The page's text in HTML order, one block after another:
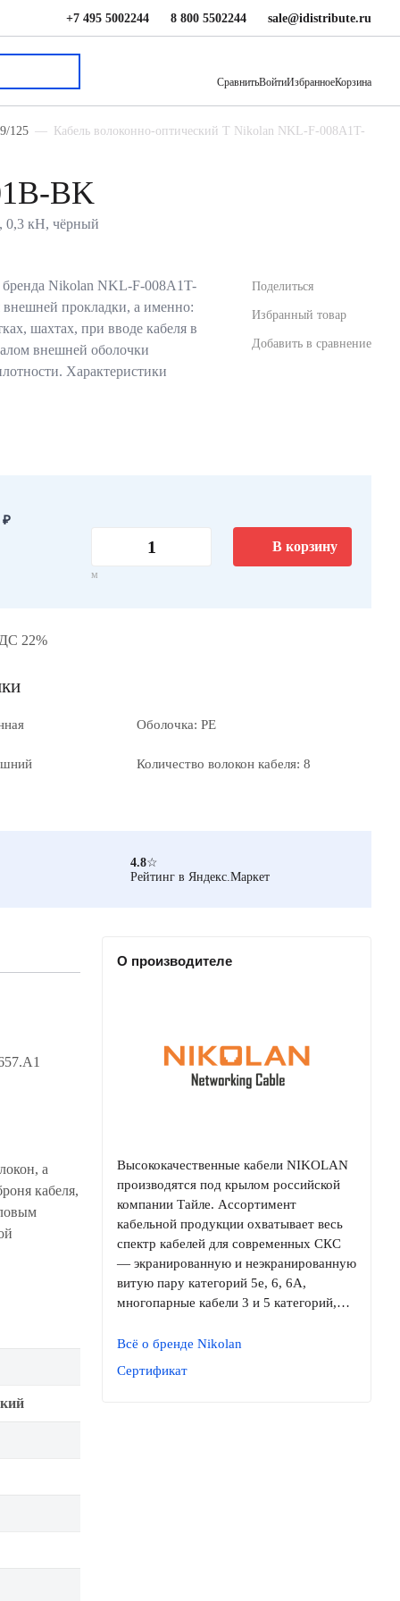
+7 495 5002244 8 800 5502244 sale@idistribute.ru
СравнитьВойтиИзбранноеКорзина
125
Кабель волоконно-оптический Т Nikolan NKL-F-008A1T-
BK
0,3 кН, чёрный
бренда Nikolan NKL-F-008A1T-
прокладки, а именно:
шахтах, при вводе кабеля в
внешней оболочки
Характеристики
Поделиться
Избранный товар
Добавить в сравнение
м
В корзину
22%
Оболочка: PE
Количество волокон кабеля: 8
4.8☆
Рейтинг в Яндекс.Маркет
а
кабеля,
О производителе
Высококачественные кабели NIKOLAN
производятся под крылом российской
компании Тайле. Ассортимент
кабельной продукции охватывает весь
спектр кабелей для современных СКС
— экранированную и неэкранированную
витую пару категорий 5e, 6, 6A,
многопарные кабели 3 и 5 категорий,…
Всё о бренде Nikolan
Сертификат